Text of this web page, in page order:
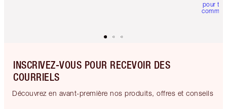
pour
INSCRIVEZ-VOUS POUR RECEVOIR DES
COURRIELS
Découvrez en avant-première nos produits, offres et conseils